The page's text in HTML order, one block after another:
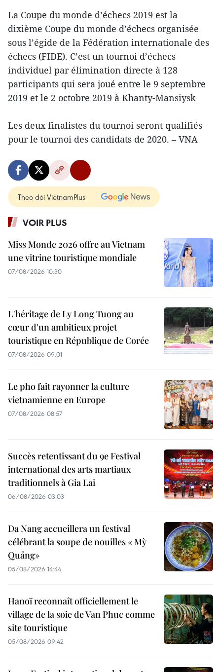
La Coupe du monde d’échecs 2019 est la
dixième Coupe du monde d’échecs organisée
sous l’égide de la Fédération internationale des
échecs (FIDE). C’est un tournoi d’échecs
individuel par élimination directe à 128
participants qui sera joué entre le 9 septembre
2019 et le 2 octobre 2019 à Khanty-Mansiysk
Les deux finalistes du tournoi seront qualifiés
pour le tournoi des candidats de 2020. – VNA
Theo dõi VietnamPlus
VOIR PLUS
Miss Monde 2026 offre au Vietnam
une vitrine touristique mondiale
07/08/2026 10:30
L'héritage de Ly Long Tuong au
cœur d'un ambitieux projet
touristique en République de Corée
07/08/2026 09:01
Le pho fait rayonner la culture
vietnamienne en Europe
07/08/2026 08:57
Succès retentissant du 9e Festival
international des arts martiaux
traditionnels à Gia Lai
06/08/2026 03:03
Da Nang accueillera un festival
célébrant la soupe de nouilles « Mỳ
Quảng»
05/08/2026 14:44
Hanoï reconnaît officiellement le
village de la soie de Van Phuc comme
site touristique
05/08/2026 09:42